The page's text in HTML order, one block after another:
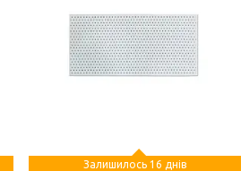
Залишилось 16 днів